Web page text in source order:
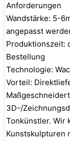
Anforderungen
Wandstärke: 5-
angepasst
Produktionszeit:
Bestellung
Technologie:
Vorteil:
3D-/
Tonkünstler. Wir
Kunstskulpturen